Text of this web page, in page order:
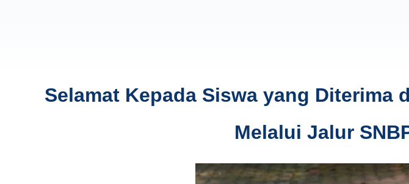
Selamat Kepada Siswa yang Diterima
Melalui Jalur